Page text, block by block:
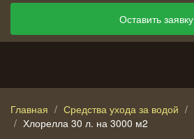
Оставить заявку
Главная Средства ухода за водой
Хлорелла 30 л. на 3000 м2